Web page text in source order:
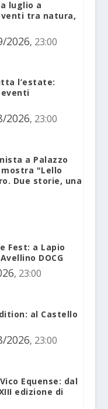
luglio a
tra natura,
2026, 23:00
l’estate:
2026, 23:00
a Palazzo
"Lello
Due storie, una
Fest: a Lapio
DOCG
, 23:00
al Castello
2026, 23:00
Equense: dal
edizione di